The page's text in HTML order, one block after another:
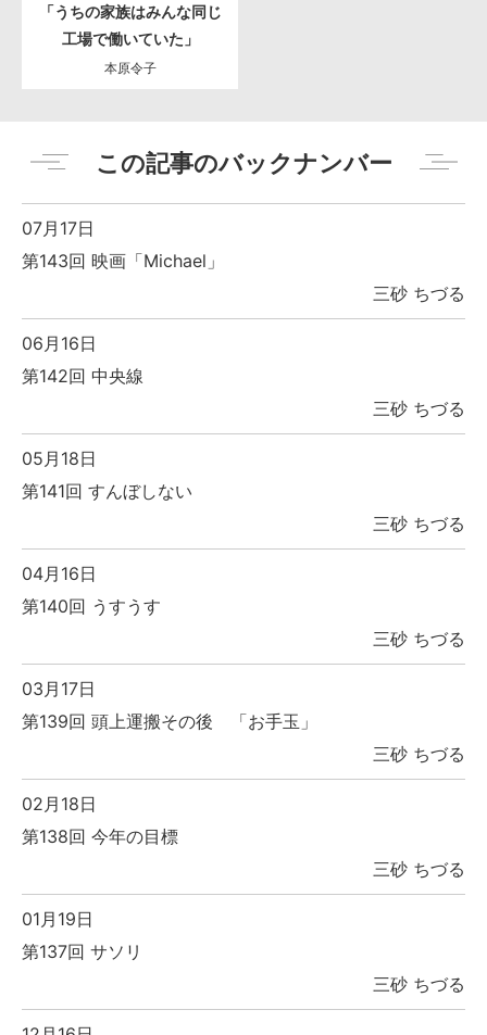
「うちの家族はみんな同じ
工場で働いていた」
本原令子
この記事のバックナンバー
07月17日
第143回 映画「Michael」
三砂 ちづる
06月16日
第142回 中央線
三砂 ちづる
05月18日
第141回 すんぼしない
三砂 ちづる
04月16日
第140回 うすうす
三砂 ちづる
03月17日
第139回 頭上運搬その後 「お手玉」
三砂 ちづる
02月18日
第138回 今年の目標
三砂 ちづる
01月19日
第137回 サソリ
三砂 ちづる